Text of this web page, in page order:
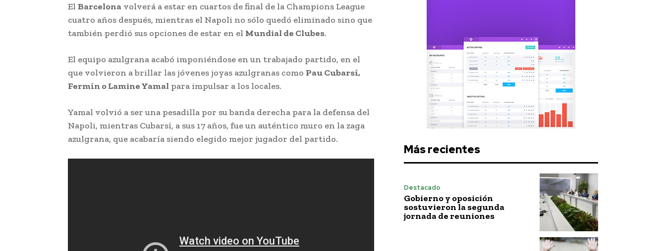
El Barcelona volverá a estar en cuartos de final de la Champions League
cuatro años después, mientras el Napoli no sólo quedó eliminado sino que
también perdió sus opciones de estar en el Mundial de Clubes.
El equipo azulgrana acabó imponiéndose en un trabajado partido, en el
que volvieron a brillar las jóvenes joyas azulgranas como Pau Cubarsí,
Fermín o Lamine Yamal para impulsar a los locales.
Yamal volvió a ser una pesadilla por su banda derecha para la defensa del
Napoli, mientras Cubarsí, a sus 17 años, fue un auténtico muro en la zaga
azulgrana, que acabaría siendo elegido mejor jugador del partido.
Más recientes
Destacado
Gobierno y oposición
sostuvieron la segunda
jornada de reuniones